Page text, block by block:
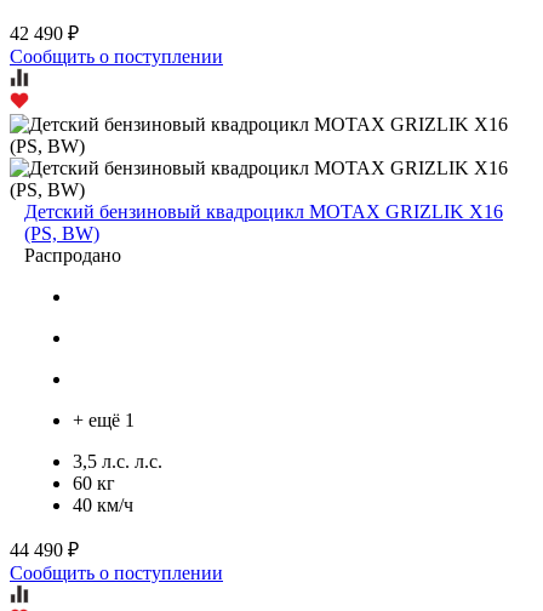
42 490 ₽
Сообщить о поступлении
Детский бензиновый квадроцикл MOTAX GRIZLIK X16
(PS, BW)
Распродано
+ ещё 1
3,5 л.с. л.с.
60 кг
40 км/ч
44 490 ₽
Сообщить о поступлении